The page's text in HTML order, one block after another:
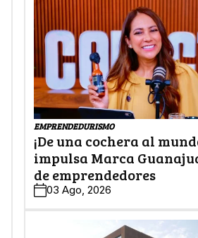
EMPRENDEDURISMO
¡De una cochera al
impulsa Marca
de emprendedores
03 Ago, 2026